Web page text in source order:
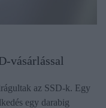
vásárlással
az SSD-k. Egy
egy darabig